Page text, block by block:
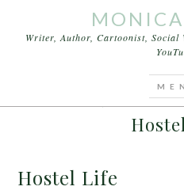
Writer, Author, Cartoonist, Social
Hostel Life